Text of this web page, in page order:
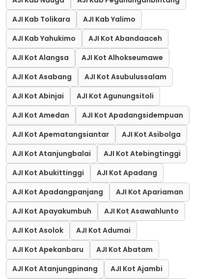
AJI Kab Tolikara
AJI Kab Yalimo
AJI Kab Yahukimo
AJI Kot Abandaaceh
AJI Kot Alangsa
AJI Kot Alhokseumawe
AJI Kot Asabang
AJI Kot Asubulussalam
AJI Kot Abinjai
AJI Kot Agunungsitoli
AJI Kot Amedan
AJI Kot Apadangsidempuan
AJI Kot Apematangsiantar
AJI Kot Asibolga
AJI Kot Atanjungbalai
AJI Kot Atebingtinggi
AJI Kot Abukittinggi
AJI Kot Apadang
AJI Kot Apadangpanjang
AJI Kot Apariaman
AJI Kot Apayakumbuh
AJI Kot Asawahlunto
AJI Kot Asolok
AJI Kot Adumai
AJI Kot Apekanbaru
AJI Kot Abatam
AJI Kot Atanjungpinang
AJI Kot Ajambi